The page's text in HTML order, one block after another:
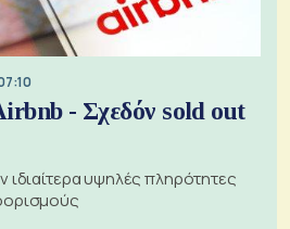
- Σχεδόν sold out
υψηλές πληρότητες